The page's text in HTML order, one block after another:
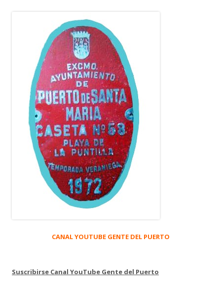
CANAL YOUTUBE GENTE DEL PUERTO
Suscribirse Canal YouTube Gente del Puerto